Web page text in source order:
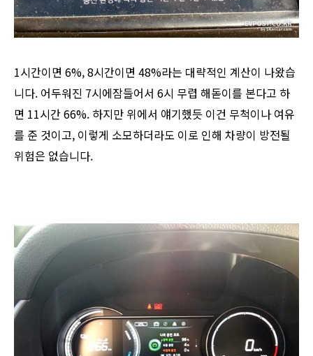
1시간이면 6%, 8시간이면 48%라는 대략적인 계산이 나왔습
니다. 어두워진 7시에잠들어서 6시 무렵 해돋이를 본다고 하
면 11시간 66%. 하지만 위에서 얘기했듯 이건 무척이나 여유
를 준 것이고, 이렇게 소모하더라도 이로 인해 차량이 방전될
위험은 없습니다.